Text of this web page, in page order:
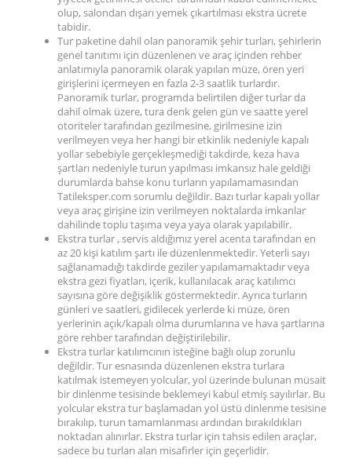
olup, salondan dışarı yemek çıkartılması ekstra ücrete
tabidir.
Tur paketine dahil olan panoramik şehir turları, şehirlerin
genel tanıtımı için düzenlenen ve araç içinden rehber
anlatımıyla panoramik olarak yapılan müze, ören yeri
girişlerini içermeyen en fazla 2-3 saatlik turlardır.
Panoramik turlar, programda belirtilen diğer turlar da
dahil olmak üzere, tura denk gelen gün ve saatte yerel
otoriteler tarafından gezilmesine, girilmesine izin
verilmeyen veya her hangi bir etkinlik nedeniyle kapalı
yollar sebebiyle gerçekleşmediği takdirde, keza hava
şartları nedeniyle turun yapılması imkansız hale geldiği
durumlarda bahse konu turların yapılamamasından
Tatileksper.com sorumlu değildir. Bazı turlar kapalı yollar
veya araç girişine izin verilmeyen noktalarda imkanlar
dahilinde toplu taşıma veya yaya olarak yapılabilir.
Ekstra turlar , servis aldığımız yerel acenta tarafından en
az 20 kişi katılım şartı ile düzenlenmektedir. Yeterli sayı
sağlanamadığı takdirde geziler yapılamamaktadır veya
ekstra gezi fiyatları, içerik, kullanılacak araç katılımcı
sayısına göre değişiklik göstermektedir. Ayrıca turların
günleri ve saatleri, gidilecek yerlerde ki müze, ören
yerlerinin açık/kapalı olma durumlarına ve hava şartlarına
göre rehber tarafından değiştirilebilir.
Ekstra turlar katılımcının isteğine bağlı olup zorunlu
değildir. Tur esnasında düzenlenen ekstra turlara
katılmak istemeyen yolcular, yol üzerinde bulunan müsait
bir dinlenme tesisinde beklemeyi kabul etmiş sayılırlar. Bu
yolcular ekstra tur başlamadan yol üstü dinlenme tesisine
bırakılıp, turun tamamlanması ardından bırakıldıkları
noktadan alınırlar. Ekstra turlar için tahsis edilen araçlar,
sadece bu turları alan misafirler için geçerlidir.